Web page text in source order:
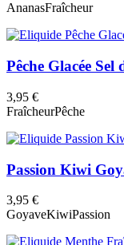
AnanasFraîcheur
Pêche Glacée
3,95 €
FraîcheurPêche
Passion Kiwi
3,95 €
GoyaveKiwiPassion